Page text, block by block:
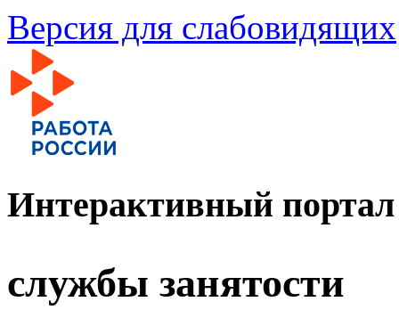
Версия для слабовидящих
Интерактивный портал
службы занятости